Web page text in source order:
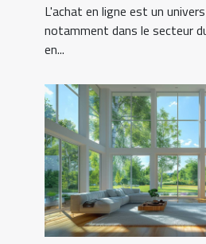
L'achat en ligne est un
notamment dans le secteur
en...